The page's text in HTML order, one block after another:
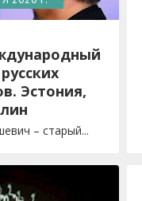
Эстония,
– старый...